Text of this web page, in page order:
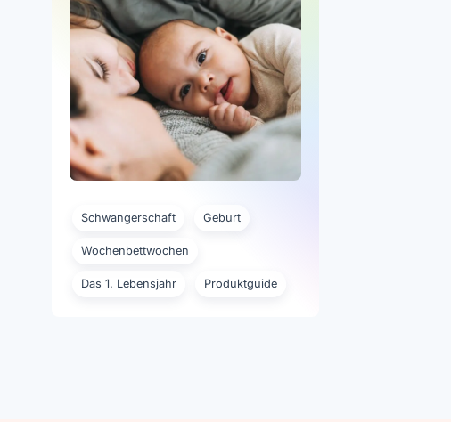
Schwangerschaft Geburt
Wochenbettwochen
Das 1. Lebensjahr Produktguide